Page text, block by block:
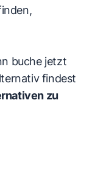
buche jetzt
findest
zu